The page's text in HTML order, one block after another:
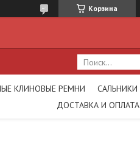
Корзина
КЛИНОВЫЕ РЕМНИ САЛЬНИКИ
ДОСТАВКА И ОПЛАТА